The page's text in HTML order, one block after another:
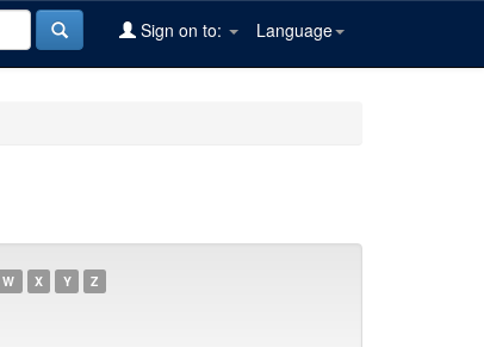
Language
Sign on to:
W X Y Z